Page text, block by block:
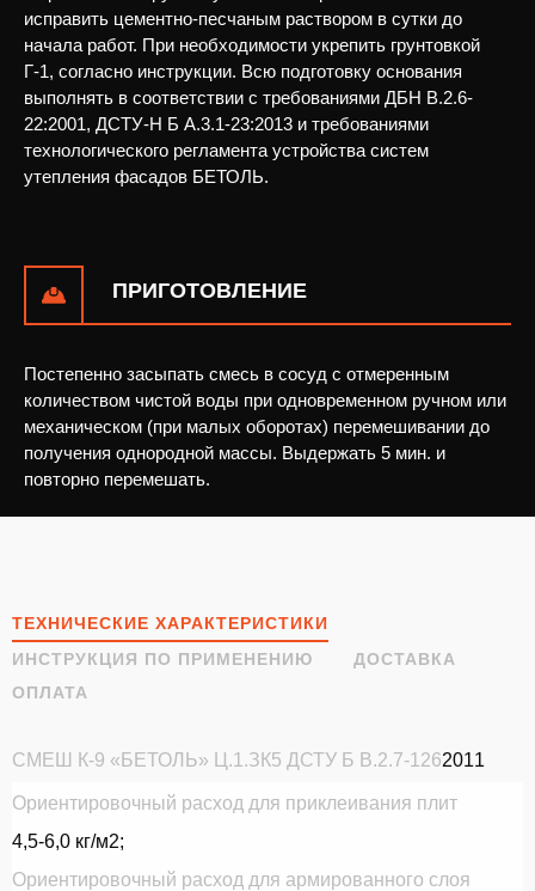
УТОЧНИТЬ ЦЕНУ
наш менеджер свяжется с вами в ближайшее
время
исправить цементно-песчаным раствором в сутки до
начала работ. При необходимости укрепить грунтовкой
Г-1, согласно инструкции. Всю подготовку основания
выполнять в соответствии с требованиями ДБН В.2.6-
22:2001, ДСТУ-Н Б А.3.1-23:2013 и требованиями
технологического регламента устройства систем
утепления фасадов БЕТОЛЬ.
ПРИГОТОВЛЕНИЕ
Постепенно засыпать смесь в сосуд с отмеренным
количеством чистой воды при одновременном ручном или
механическом (при малых оборотах) перемешивании до
получения однородной массы. Выдержать 5 мин. и
повторно перемешать.
ТЕХНИЧЕСКИЕ ХАРАКТЕРИСТИКИ
ИНСТРУКЦИЯ ПО ПРИМЕНЕНИЮ
ДОСТАВКА
ОПЛАТА
СМЕШ К-9 «БЕТОЛЬ» Ц.1.ЗК5 ДСТУ Б В.2.7-1262011
Ориентировочный расход для приклеивания плит
4,5-6,0 кг/м2;
Ориентировочный расход для армированного слоя
Залиште Ваші контактні дані та ми зв'яжемось з Вами
найближчим часом.
ВІДПРАВИТИ